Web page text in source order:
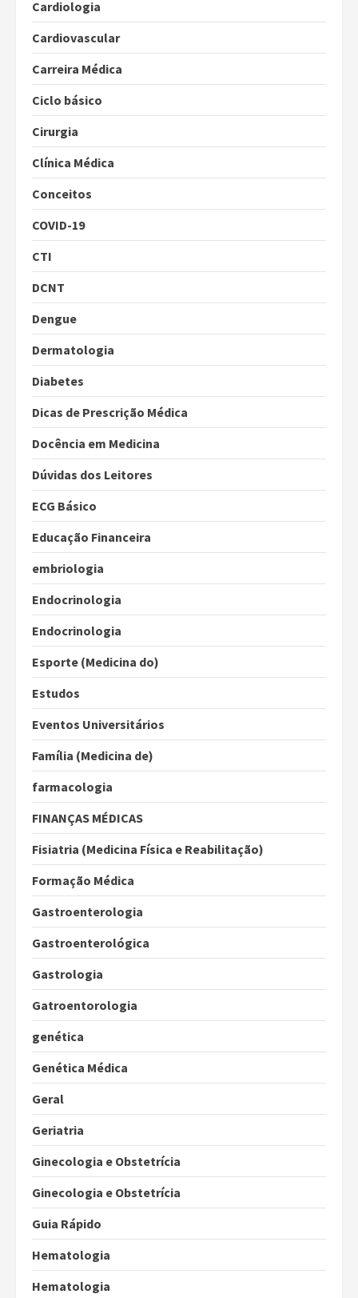
Cardiologia
Cardiovascular
Carreira Médica
Ciclo básico
Cirurgia
Clínica Médica
Conceitos
COVID-19
CTI
DCNT
Dengue
Dermatologia
Diabetes
Dicas de Prescrição Médica
Docência em Medicina
Dúvidas dos Leitores
ECG Básico
Educação Financeira
embriologia
Endocrinologia
Endocrinologia
Esporte (Medicina do)
Estudos
Eventos Universitários
Família (Medicina de)
farmacologia
FINANÇAS MÉDICAS
Fisiatria (Medicina Física e Reabilitação)
Formação Médica
Gastroenterologia
Gastroenterológica
Gastrologia
Gatroentorologia
genética
Genética Médica
Geral
Geriatria
Ginecologia e Obstetrícia
Ginecologia e Obstetrícia
Guia Rápido
Hematologia
Hematologia